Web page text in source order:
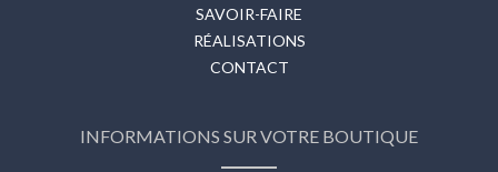
SAVOIR-FAIRE
RÉALISATIONS
CONTACT
INFORMATIONS SUR VOTRE BOUTIQUE